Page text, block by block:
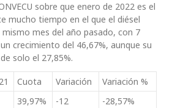
sobre que enero de 2022 es el
mucho tiempo en el que el diésel
mes del año pasado, con 7
crecimiento del 46,67%, aunque su
solo el 27,85%.
Cuota Variación
Variación %
39,97% -12
-28,57%